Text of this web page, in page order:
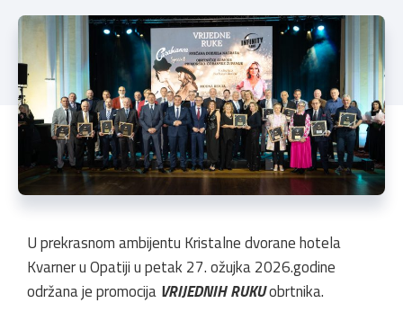
U prekrasnom ambijentu Kristalne dvorane hotela
Kvarner u Opatiji u petak 27. ožujka 2026.godine
održana je promocija VRIJEDNIH RUKUobrtnika.